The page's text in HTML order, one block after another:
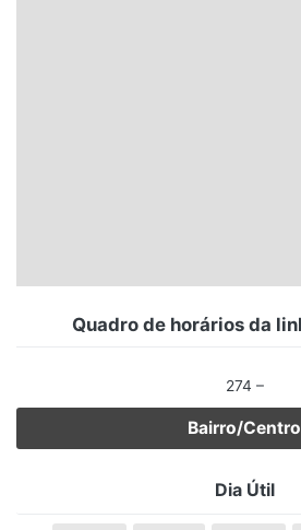
Quadro de horários da
274 –
Bairro/Centro
Dia Útil